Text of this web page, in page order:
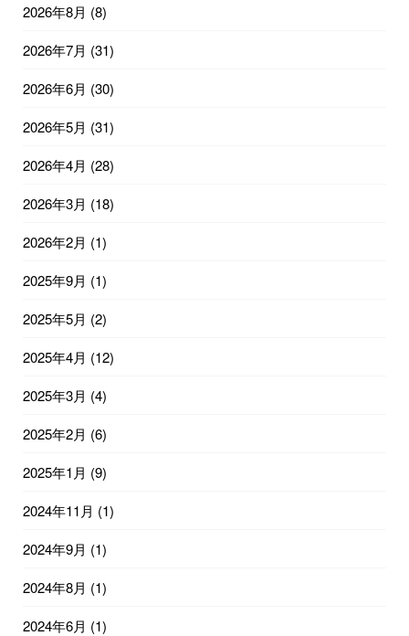
2026年8月 (8)
2026年7月 (31)
2026年6月 (30)
2026年5月 (31)
2026年4月 (28)
2026年3月 (18)
2026年2月 (1)
2025年9月 (1)
2025年5月 (2)
2025年4月 (12)
2025年3月 (4)
2025年2月 (6)
2025年1月 (9)
2024年11月 (1)
2024年9月 (1)
2024年8月 (1)
2024年6月 (1)